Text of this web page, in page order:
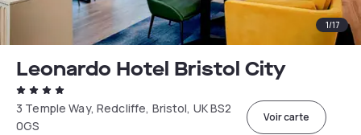
1/17
Leonardo Hotel Bristol City
3 Temple Way, Redcliffe, Bristol, UK BS2
0GS
Voir carte